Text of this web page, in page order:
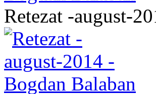
Retezat -august-